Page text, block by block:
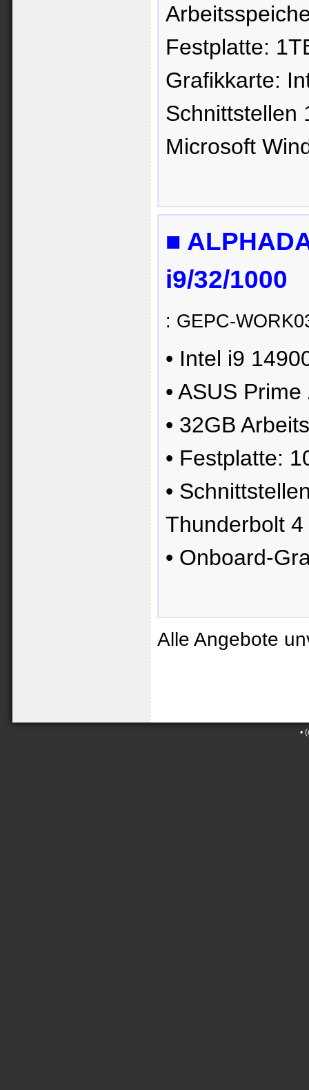
Festplatte:
Grafikkarte:
Schnittstellen
Microsoft
■
i9/32/1000
: GEPC-
• Intel i9
• ASUS
• 32GB
• Festplatte:
•
Thunderbolt 4
• Onboard-
Alle Angebote
•